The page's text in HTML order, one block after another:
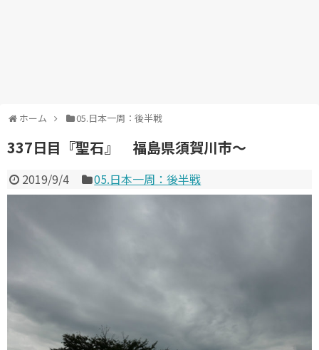
ホーム 05.日本一周：後半戦
337日目『聖石』 福島県須賀川市～
2019/9/4 05.日本一周：後半戦